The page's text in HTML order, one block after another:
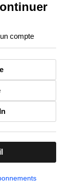
compte